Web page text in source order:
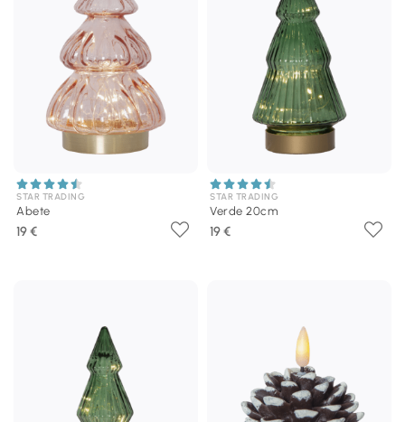
STAR TRADING
Abete
19 €
STAR TRADING
Verde 20cm
19 €